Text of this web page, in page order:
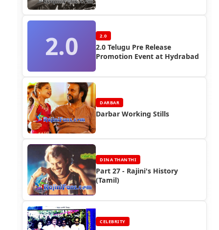
2.0 2.0
2.0 Telugu Pre Release
Promotion Event at Hydrabad
DARBAR
Darbar Working Stills
DINA THANTHI
Part 27 - Rajini's History
(Tamil)
CELEBRITY